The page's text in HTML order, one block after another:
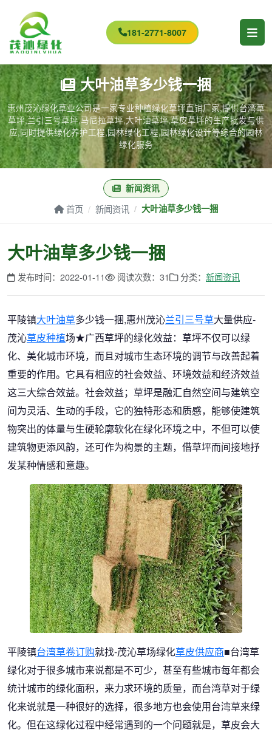
181-2771-8007
大叶油草多少钱一捆
惠州茂沁绿化草业公司是一家专业种植绿化草坪直销厂家,提供台湾草
草坪,兰引三号草坪,马尼拉草坪,大叶油草坪,草皮草坪的生产批发与供
应,同时提供绿化养护工程,园林绿化工程,园林绿化设计等综合的园林
绿化服务
新闻资讯
首页 新闻资讯 大叶油草多少钱一捆
大叶油草多少钱一捆
发布时间：2022-01-11 阅读次数：31 分类： 新闻资讯
平陵镇大叶油草多少钱一捆,惠州茂沁兰引三号草大量供应-
茂沁草皮种植场★广西草坪的绿化效益：草坪不仅可以绿
化、美化城市环境，而且对城市生态环境的调节与改善起着
重要的作用。它具有相应的社会效益、环境效益和经济效益
这三大综合效益。社会效益；草坪是融汇自然空间与建筑空
间为灵活、生动的手段，它的独特形态和质感，能够使建筑
物突出的体量与生硬轮廓软化在绿化环境之中，不但可以使
建筑物更添风韵，还可作为构景的主题，借草坪而间接地抒
发某种情感和意趣。
平陵镇台湾草卷订购就找-茂沁草场绿化草皮供应商■台湾草
绿化对于很多城市来说都是不可少，甚至有些城市每年都会
统计城市的绿化面积，来力求环境的质量，而台湾草对于绿
化来说就是一种很好的选择，很多地方也会使用台湾草来绿
化。但在这绿化过程中经常遇到的一个问题就是，草皮会大